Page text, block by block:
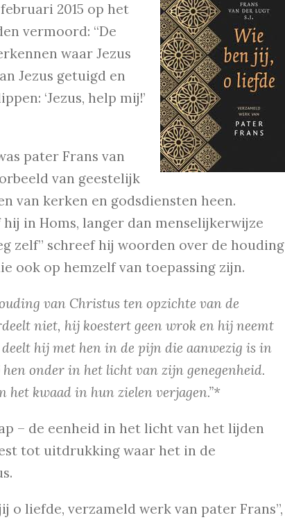
2015 op het
vermoord: “De
waar Jezus
Jezus getuigd en
‘Jezus, help mij!’
pater Frans van
van geestelijk
van kerken en godsdiensten heen.
in Homs, langer dan menselijkerwijze
zelf” schreef hij woorden over de houding
ook op hemzelf van toepassing zijn.
van Christus ten opzichte van de
niet, hij koestert geen wrok en hij neemt
hij met hen in de pijn die aanwezig is in
onder in het licht van zijn genegenheid.
kwaad in hun zielen verjagen.”*
– de eenheid in het licht van het lijden
tot uitdrukking waar het in de
o liefde, verzameld werk van pater Frans”,